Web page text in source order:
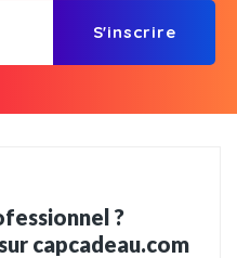
S'inscrire
?
capcadeau.com